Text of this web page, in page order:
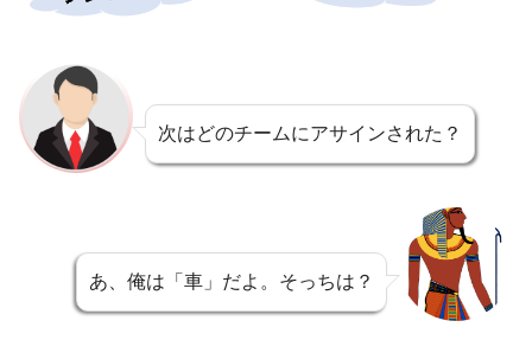
次はどのチームにアサインされた？
あ、俺は「車」だよ。そっちは？